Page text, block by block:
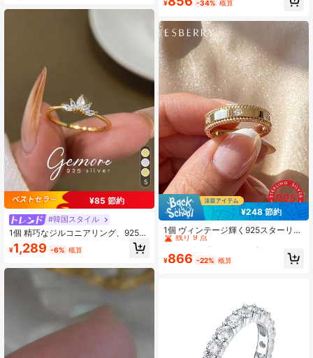
5
¥85 節約
#韓国スタイル
1個 精巧なジルコニアリング、925ス
ターリングシルバー、エレガント&ミ
ニマリスト、女性用リング、母の日
¥1,289 -6% 概算
¥ -34% 概算
¥248 節約
1個 ヴィンテージ輝く925スターリン
グシルバー キュービックジルコニア
リング、女性の日常着用、ホリデー/
パーティージュエリーギフトに適し
#8 ベストセラー
に 14 Kゴールドメッキ 女性用高級リング
残り 9 点
#8 ベストセラー
残り 9 点
#8 ベストセラー
残り 9 点
#8 ベストセラー
¥866 -22% 概算